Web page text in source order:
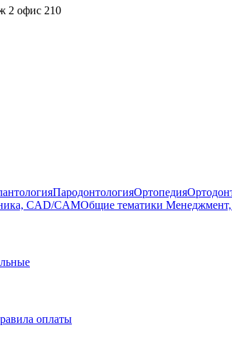
2 офис 210
ПародонтологияОртопедия
CAD/CAMОбщие тематики Менеджмент,
оплаты